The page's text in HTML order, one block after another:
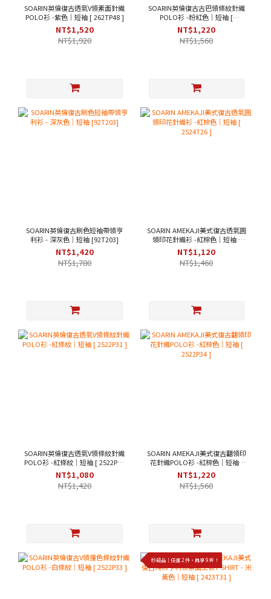
SOARIN英倫復古透氣V領素面針織
POLO衫 -紫色｜短袖 [ 262TP48 ]
NT$1,520
NT$1,920
SOARIN英倫復古古巴領條紋針織
POLO衫 -粉紅色｜短袖 [
262TP45 ]
NT$1,220
NT$1,560
SOARIN英倫復古刷色短袖帶領亨
利衫 - 深灰色｜短袖 [92T203]
NT$1,420
NT$1,780
SOARIN AMEKAJI美式復古透氣圓
領印花針織衫 -紅棕色｜短袖 [
2524T26 ]
NT$1,120
NT$1,460
SOARIN英倫復古透氣V領條紋針織
POLO衫 -紅條紋｜短袖 [ 2522P31
]
NT$1,080
NT$1,420
SOARIN AMEKAJI美式復古翻領印
花針織POLO衫 -紅棕色｜短袖 [
2522P34 ]
NT$1,220
NT$1,560
秒殺品｜任選 2 件，再享 9 折！